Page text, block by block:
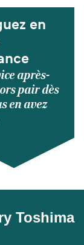
en
après-
pair dès
en avez
Toshima